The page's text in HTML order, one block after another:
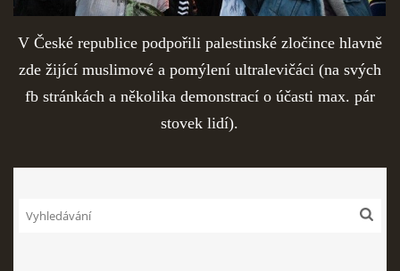
V České republice podpořili palestinské zločince hlavně
zde žijící muslimové a pomýlení ultralevičáci (na svých
fb stránkách a několika demonstrací o účasti max. pár
stovek lidí).